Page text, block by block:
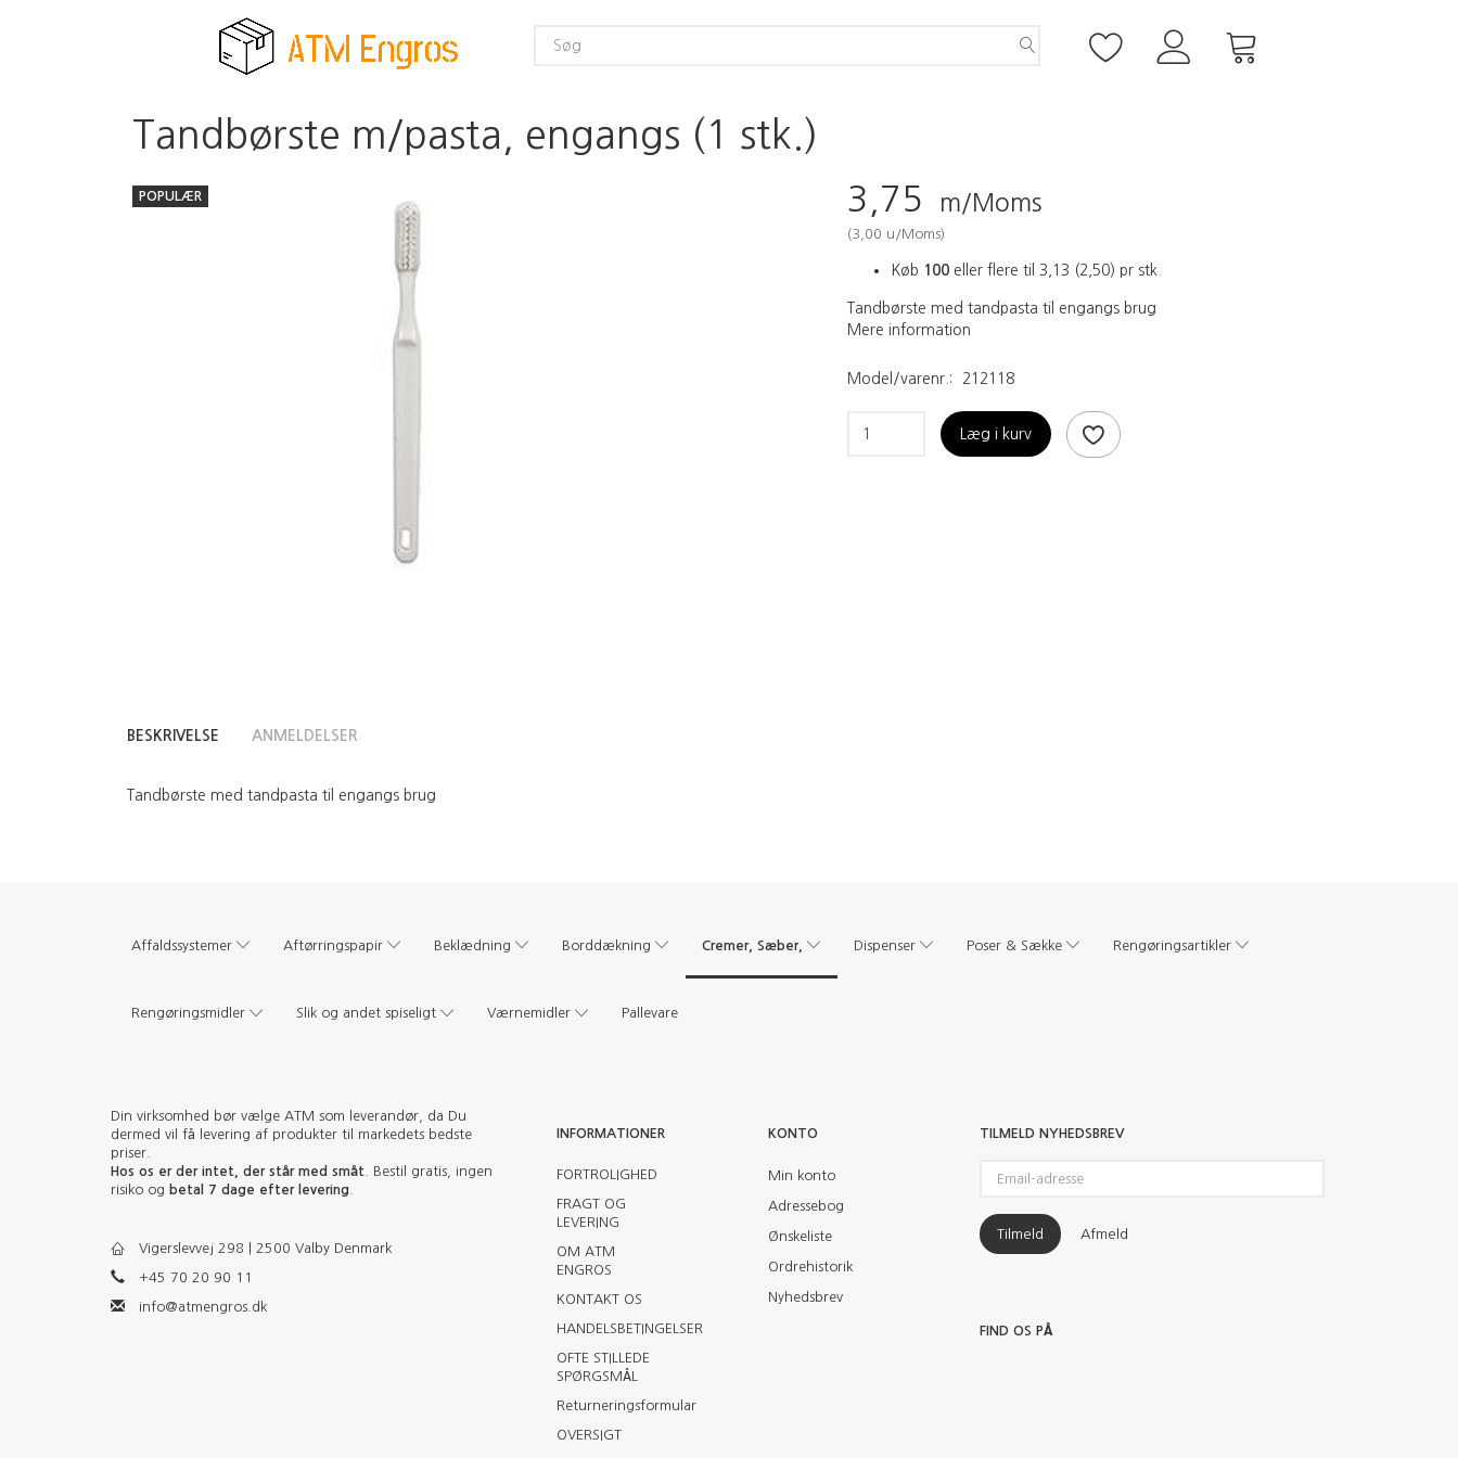
Tandbørste m/pasta, engangs (1 stk.)
POPULÆR 3,75 m/Moms
(3,00 u/Moms)
Køb 100 eller flere til3,13 (2,50) pr stk.
Tandbørste med tandpasta til engangs brug
Mere information
Model/varenr.: 212118
Læg i kurv
BESKRIVELSE ANMELDELSER
Tandbørste med tandpasta til engangs brug
Affaldssystemer Aftørringspapir Beklædning Borddækning Cremer, Sæber, Dispenser Poser & Sække Rengøringsartikler
Rengøringsmidler Slik og andet spiseligt Værnemidler Pallevare
Din virksomhed bør vælge ATM som leverandør, da Du
dermed vil få levering af produkter til markedets bedste
priser.
Hos os er der intet, der står med småt . Bestil gratis, ingen
risiko og betal 7 dage efter levering
Vigerslevvej 298 | 2500 Valby Denmark
+45 70 20 90 11
info@atmengros.dk
INFORMATIONER
FORTROLIGHED
FRAGT OG
LEVERING
OM ATM
ENGROS
KONTAKT OS
HANDELSBETINGELSER
OFTE STILLEDE
SPØRGSMÅL
Returneringsformular
OVERSIGT
KONTO
Min konto
Adressebog
Ønskeliste
Ordrehistorik
Nyhedsbrev
TILMELD NYHEDSBREV
adresse
Tilmeld Afmeld
FIND OS PÅ